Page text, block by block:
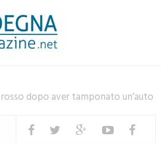
dopo aver tamponato un’auto